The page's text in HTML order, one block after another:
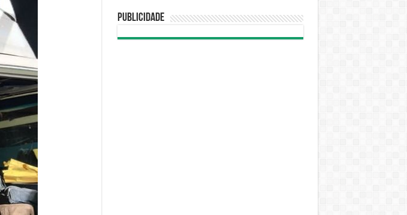
Publicidade